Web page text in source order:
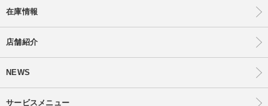
在庫情報
店舗紹介
NEWS
サービスメニュー